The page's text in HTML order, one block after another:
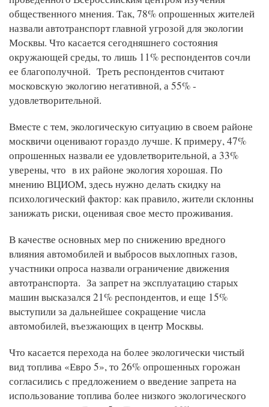
общественного мнения. Так, 78% опрошенных жителей
назвали автотранспорт главной угрозой для экологии
Москвы. Что касается сегодняшнего состояния
окружающей среды, то лишь 11% респондентов сочли
ее благополучной. Треть респондентов считают
московскую экологию негативной, а 55% -
удовлетворительной.
Вместе с тем, экологическую ситуацию в своем районе
москвичи оценивают гораздо лучше. К примеру, 47%
опрошенных назвали ее удовлетворительной, а 33%
уверены, что в их районе экология хорошая. По
мнению ВЦИОМ, здесь нужно делать скидку на
психологический фактор: как правило, жители склонны
занижать риски, оценивая свое место проживания.
В качестве основных мер по снижению вредного
влияния автомобилей и выбросов выхлопных газов,
участники опроса назвали ограничение движения
автотранспорта. За запрет на эксплуатацию старых
машин высказался 21% респондентов, и еще 15%
выступили за дальнейшее сокращение числа
автомобилей, въезжающих в центр Москвы.
Что касается перехода на более экологически чистый
вид топлива «Евро 5», то 26% опрошенных горожан
согласились с предложением о введение запрета на
использование топлива более низкого экологического